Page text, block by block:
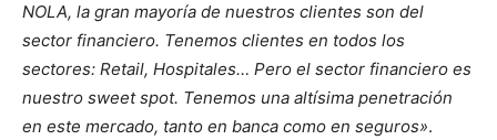
NOLA, la gran mayoría de nuestros clientes son del
sector financiero. Tenemos clientes en todos los
sectores: Retail, Hospitales… Pero el sector financiero es
nuestro sweet spot. Tenemos una altísima penetración
en este mercado, tanto en banca como en seguros».